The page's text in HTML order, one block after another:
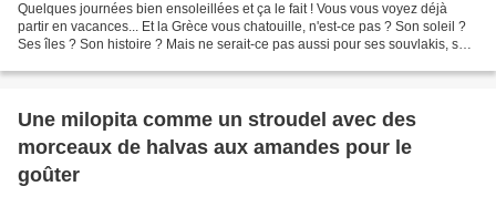
Quelques journées bien ensoleillées et ça le fait ! Vous vous voyez déjà
partir en vacances... Et la Grèce vous chatouille, n'est-ce pas ? Son soleil ?
Ses îles ? Son histoire ? Mais ne serait-ce pas aussi pour ses souvlakis, ses
Une milopita comme un stroudel avec des
morceaux de halvas aux amandes pour le
goûter